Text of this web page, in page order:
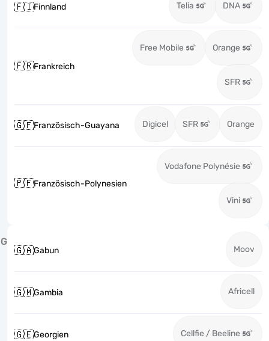
🇫🇮Finnland Telia DNA
🇫🇷Frankreich
Free Mobile Orange
SFR
🇬🇫Französisch-Guayana Digicel SFR Orange
🇵🇫Französisch-Polynesien
Vodafone Polynésie
Vini
G
🇬🇦Gabun Moov
🇬🇲Gambia Africell
🇬🇪Georgien Cellfie / Beeline